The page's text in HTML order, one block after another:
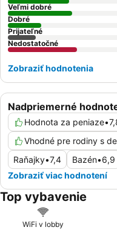
Nadpriemerné
Hodnota za peniaze•
Vhodné pre rodiny s
Raňajky•7,4 Bazén•6,9
Zobraziť viac hodnotení
Veľmi dobré
Dobré
Prijateľné
Nedostatočné
Zobraziť hodnotenia
Top vybavenie
WiFi v lobby